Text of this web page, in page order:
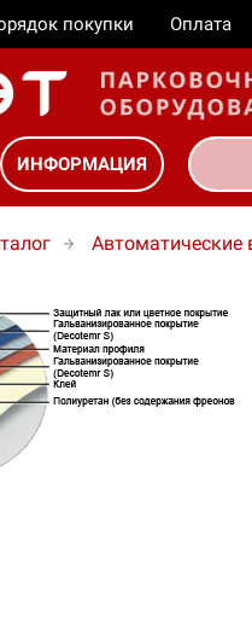
покупки Оплата
ИНФОРМАЦИЯ
Автоматические